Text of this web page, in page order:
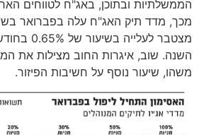
הממשלתיות ובתוכן, באג"ח לטווחים
מצטבר
השנה. שוב, איגרות החוב מצילות את
משהו, שיעור נוסף על חשיבות הפיזור.